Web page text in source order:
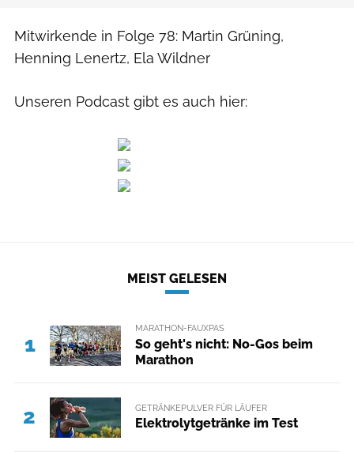
Mitwirkende in Folge 78: Martin Grüning,
Henning Lenertz, Ela Wildner
Unseren Podcast gibt es auch hier:
MEIST GELESEN
1
MARATHON-FAUXPAS
So geht's nicht: No-Gos beim
Marathon
2 GETRÄNKEPULVER FÜR LÄUFER
Elektrolytgetränke im Test